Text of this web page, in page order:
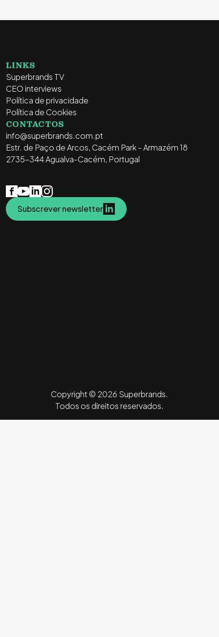
LINKS
Superbrands TV
CEO interviews
Política de privacidade
Política de Cookies
CONTACTOS
info@superbrands.com.pt
Estr. de Paço de Arcos, Cacém Park - Armazém 18
2735-344 Agualva-Cacém, Portugal
Subscrever newsletter
Copyright © 2026 Superbrands.
Todos os direitos reservados.